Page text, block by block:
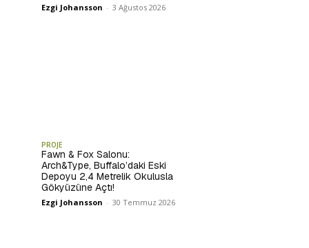
Ezgi Johansson - 3 Ağustos 2026
PROJE
Fawn & Fox Salonu:
Arch&Type, Buffalo’daki Eski
Depoyu 2,4 Metrelik Okulusla
Gökyüzüne Açtı!
Ezgi Johansson - 30 Temmuz 2026